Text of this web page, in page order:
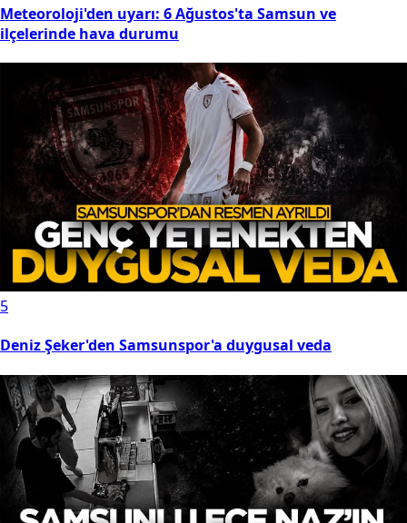
Meteoroloji'den uyarı: 6 Ağustos'ta Samsun ve
ilçelerinde hava durumu
5
Deniz Şeker'den Samsunspor'a duygusal veda